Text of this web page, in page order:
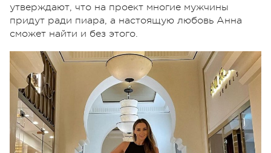
утверждают, что на проект многие мужчины
придут ради пиара, а настоящую любовь Анна
сможет найти и без этого.